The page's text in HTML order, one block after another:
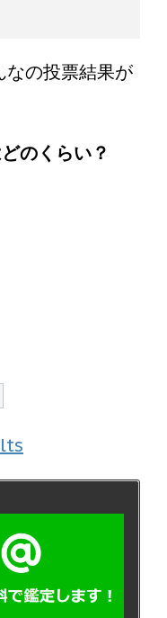
なの投票結果が
のくらい？